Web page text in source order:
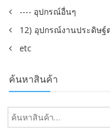
---- อุปกรณ์อื่นๆ
12) อุปกรณ์งานประดิษฐ์
etc
ค้นหาสินค้า
ค้นหา: